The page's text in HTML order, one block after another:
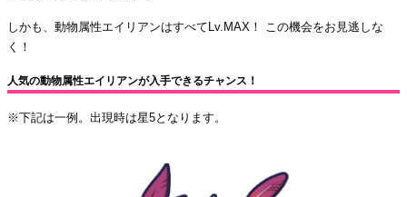
しかも、動物属性エイリアンはすべてLv.MAX！ この機会をお見逃しな
く！
人気の動物属性エイリアンが入手できるチャンス！
※下記は一例。出現時は星5となります。